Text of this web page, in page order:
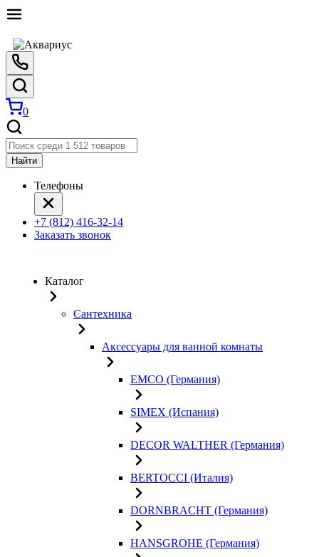
0
Найти
Телефоны
+7 (812) 416-32-14
Заказать звонок
Каталог
Сантехника
Аксессуары для ванной комнаты
EMCO (Германия)
SIMEX (Испания)
DECOR WALTHER (Германия)
BERTOCCI (Италия)
DORNBRACHT (Германия)
HANSGROHE (Германия)